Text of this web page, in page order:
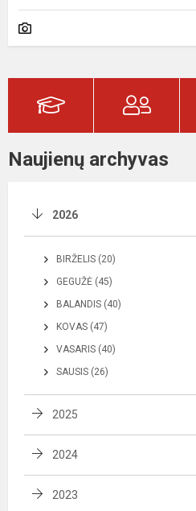
Naujienų archyvas
2026
BIRŽELIS (20)
GEGUŽĖ (45)
BALANDIS (40)
KOVAS (47)
VASARIS (40)
SAUSIS (26)
2025
2024
2023